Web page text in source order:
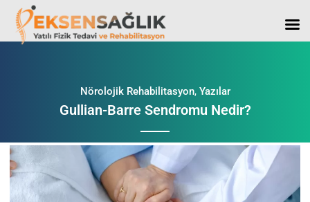
Nörolojik Rehabilitasyon, Yazılar
Gullian-Barre Sendromu Nedir?